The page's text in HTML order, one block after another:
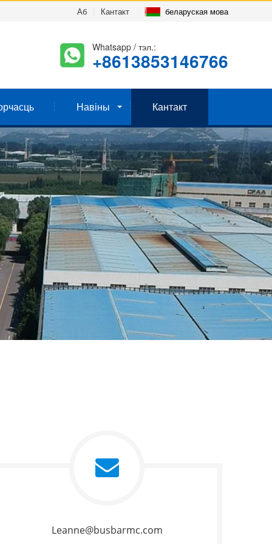
Аб Кантакт беларуская мова
Whatsapp / тэл.:
+8613853146766
Навіны Кантакт
Leanne@busbarmc.com